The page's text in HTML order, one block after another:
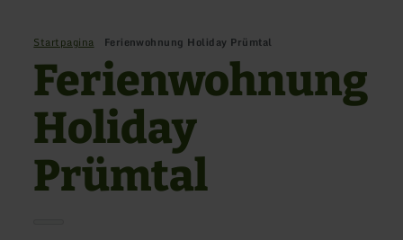
Startpagina Ferienwohnung Holiday Prümtal
Ferienwohnung
Holiday
Prümtal